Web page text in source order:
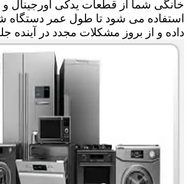
خانگی شما از قطعات یدکی اورجینال و
استفاده می شود تا طول عمر دستگاه
داده و از بروز مشکلات مجدد در آینده